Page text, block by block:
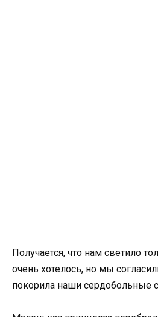
Получается, что нам светило
очень хотелось, но мы
покорила наши сердобольные